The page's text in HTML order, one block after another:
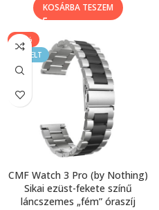
KOSÁRBA TESZEM
-17%
KIEMELT
CMF Watch 3 Pro (by Nothing)
Sikai ezüst-fekete színű
láncszemes „fém” óraszíj